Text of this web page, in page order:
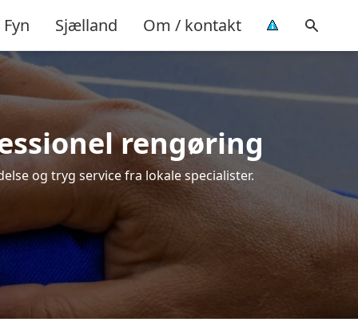
Fyn Sjælland Om / kontakt
rengøring
og tryg service fra lokale specialister.